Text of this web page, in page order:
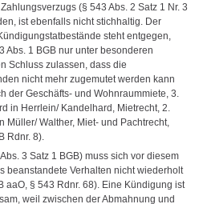
(§ 543 Abs. 2 Satz 1 Nr. 3
ist ebenfalls nicht stichhaltig. Der
steht entgegen,
Abs. 1 BGB nur unter besonderen
Schluss zulassen, dass die
nicht mehr zugemutet werden kann
der Geschäfts- und Wohnraummiete, 3.
in Herrlein/ Kandelhard, Mietrecht, 2.
Müller/ Walther, Miet- und Pachtrecht,
Rdnr. 8).
3 Satz 1 BGB) muss sich vor diesem
beanstandete Verhalten nicht wiederholt
aaO, § 543 Rdnr. 68). Eine Kündigung ist
weil zwischen der Abmahnung und